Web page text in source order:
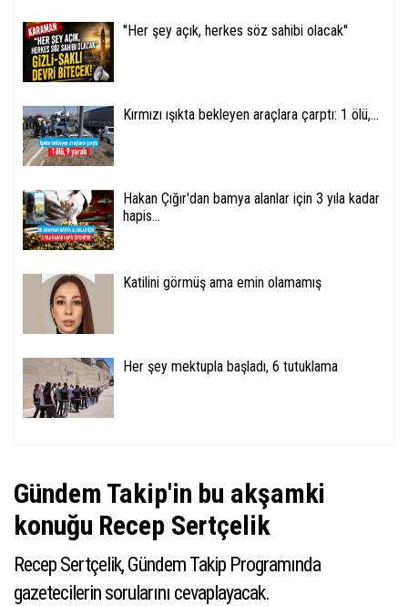
''Her şey açık, herkes söz sahibi olacak''
Kırmızı ışıkta bekleyen araçlara çarptı: 1 ölü,...
Hakan Çığır'dan bamya alanlar için 3 yıla kadar
hapis...
Katilini görmüş ama emin olamamış
Her şey mektupla başladı, 6 tutuklama
Gündem Takip'in bu akşamki
konuğu Recep Sertçelik
Recep Sertçelik, Gündem Takip Programında
gazetecilerin sorularını cevaplayacak.